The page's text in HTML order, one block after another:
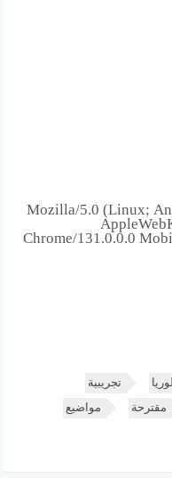
216.73.216.43 Mozilla/5.0
Chrome/131.0.0.0
تجريبية
مقترحة مواضيع